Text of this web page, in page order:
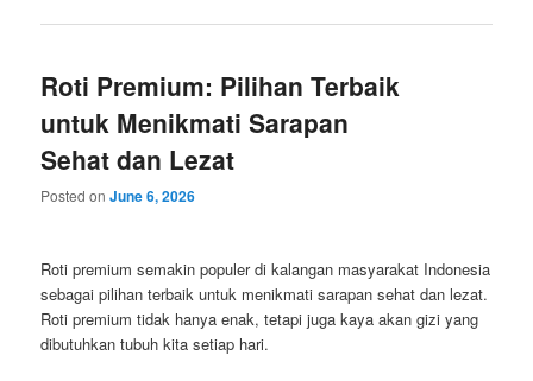
Roti Premium: Pilihan Terbaik
untuk Menikmati Sarapan
Sehat dan Lezat
Posted onJune 6, 2026
Roti premium semakin populer di kalangan masyarakat Indonesia
sebagai pilihan terbaik untuk menikmati sarapan sehat dan lezat.
Roti premium tidak hanya enak, tetapi juga kaya akan gizi yang
dibutuhkan tubuh kita setiap hari.